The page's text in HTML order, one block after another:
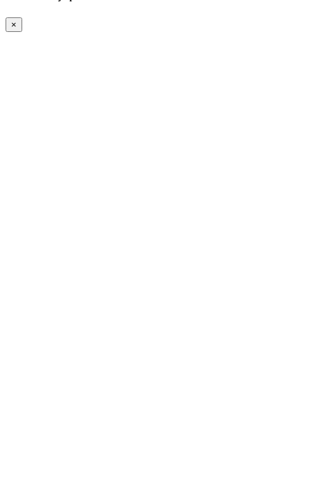
×